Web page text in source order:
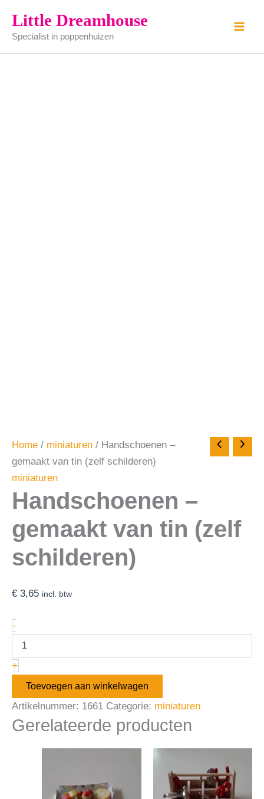
naar
inhoud
Little Dreamhouse
Specialist in poppenhuizen
Home / miniaturen / Handschoenen –
gemaakt van tin (zelf schilderen)
miniaturen
Handschoenen –
gemaakt van tin (zelf
schilderen)
€ 3,65 incl. btw
-
-
gemaakt
van
tin
+
Toevoegen aan winkelwagen
Artikelnummer: 1661 Categorie: miniaturen
Gerelateerde producten